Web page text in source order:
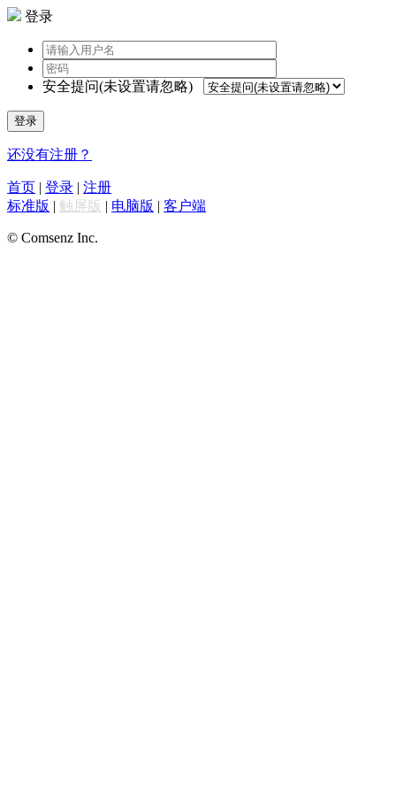
登录
安全提问(未设置请忽略)
登录
还没有注册？
首页 | 登录 | 注册
标准版 | 触屏版 | 电脑版 | 客户端
© Comsenz Inc.